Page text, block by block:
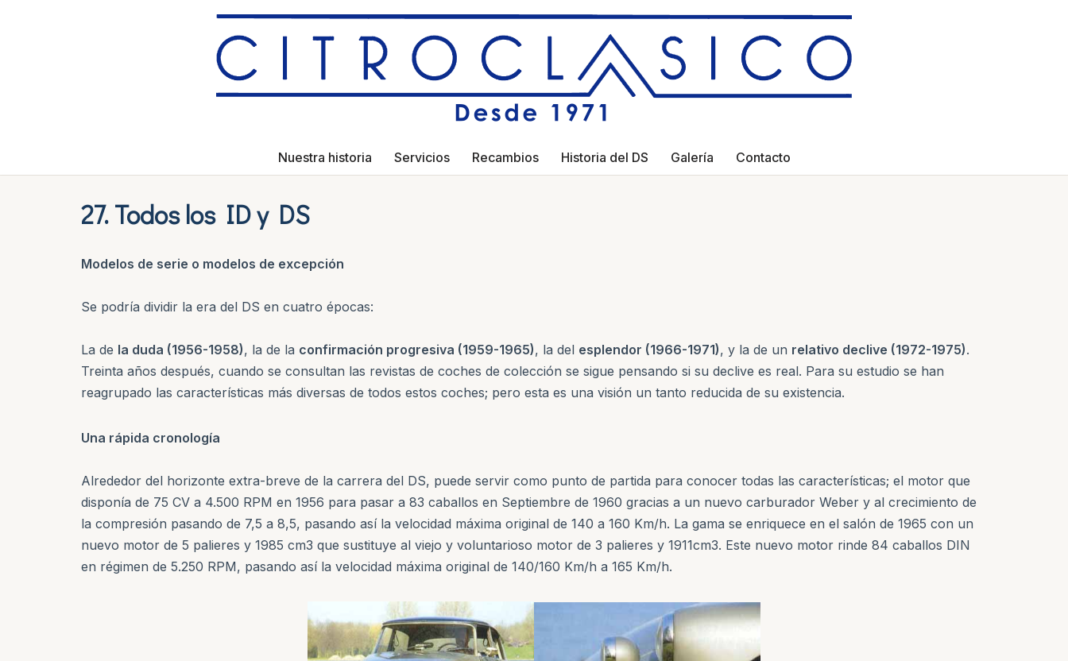
Nuestra historia Servicios Recambios Historia del DS Galería Contacto
27. Todos los ID y DS
Modelos de serie o modelos de excepción
Se podría dividir la era del DS en cuatro épocas:
La de la duda (1956-1958), la de la confirmación progresiva (1959-1965), la del esplendor (1966-1971), y la de un relativo declive (1972-1975).
Treinta años después, cuando se consultan las revistas de coches de colección se sigue pensando si su declive es real. Para su estudio se han
reagrupado las características más diversas de todos estos coches; pero esta es una visión un tanto reducida de su existencia.
Una rápida cronología
Alrededor del horizonte extra-breve de la carrera del DS, puede servir como punto de partida para conocer todas las características; el motor que
disponía de 75 CV a 4.500 RPM en 1956 para pasar a 83 caballos en Septiembre de 1960 gracias a un nuevo carburador Weber y al crecimiento de
la compresión pasando de 7,5 a 8,5, pasando así la velocidad máxima original de 140 a 160 Km/h. La gama se enriquece en el salón de 1965 con un
nuevo motor de 5 palieres y 1985 cm3 que sustituye al viejo y voluntarioso motor de 3 palieres y 1911cm3. Este nuevo motor rinde 84 caballos DIN
en régimen de 5.250 RPM, pasando así la velocidad máxima original de 140/160 Km/h a 165 Km/h.